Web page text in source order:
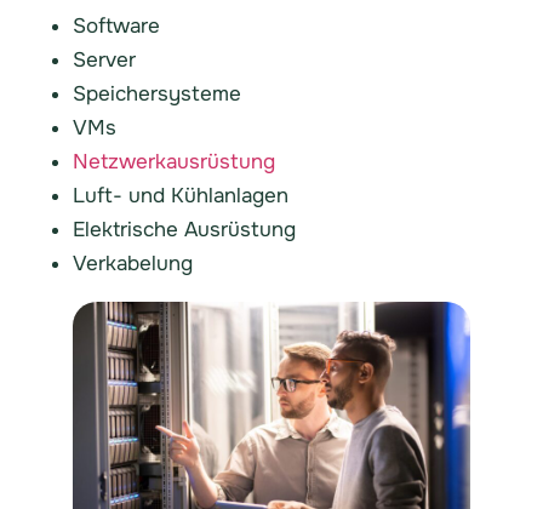
Software
Server
Speichersysteme
VMs
Netzwerkausrüstung
Luft- und Kühlanlagen
Elektrische Ausrüstung
Verkabelung